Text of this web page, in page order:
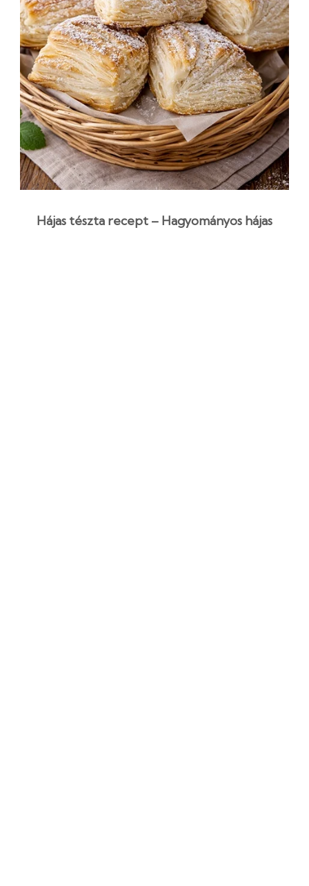
Hájas tészta recept – Hagyományos hájas